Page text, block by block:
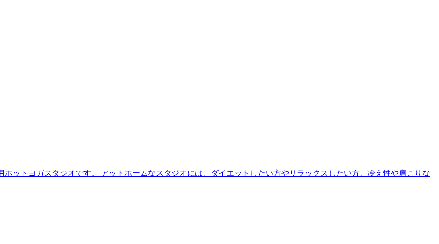
ットヨガスタジオです。 アットホームなスタジオには、ダイエットしたい方やリラックスしたい方、冷え性や肩こりな